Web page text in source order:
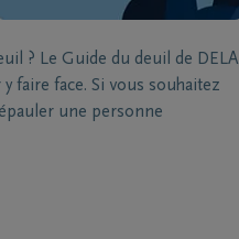
? Le Guide du deuil de DELA
faire face. Si vous souhaitez
une personne